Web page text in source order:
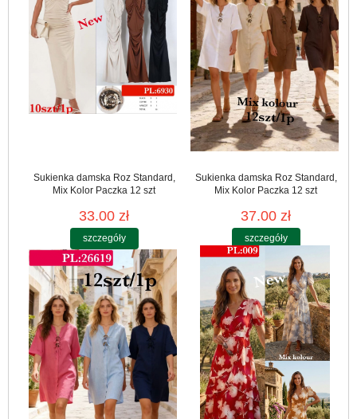
Sukienka damska Roz Standard,
Mix Kolor Paczka 12 szt
33.00 zł
szczegóły
Sukienka damska Roz Standard,
Mix Kolor Paczka 12 szt
37.00 zł
szczegóły